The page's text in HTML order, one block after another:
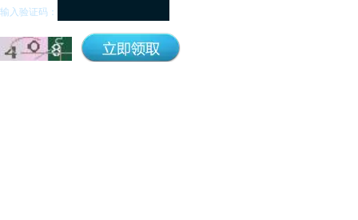
输入验证码：